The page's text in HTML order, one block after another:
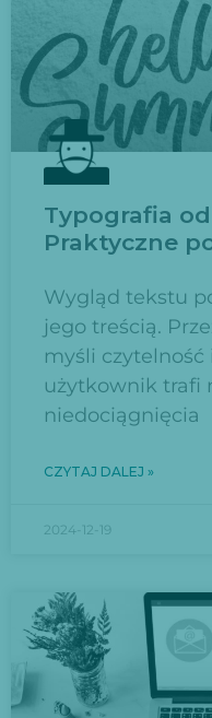
Typografia
Praktyczne
Wygląd tekstu
jego treścią.
myśli czytelność
użytkownik trafi
niedociągnięcia
CZYTAJ DALEJ »
2024-12-19